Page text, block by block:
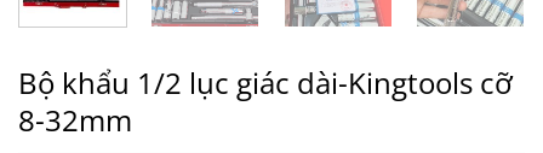
Bộ khẩu 1/2 lục giác dài-Kingtools cỡ
8-32mm